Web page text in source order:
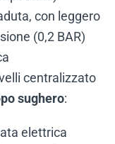
con leggero
(0,2 BAR)
centralizzato
sughero:
elettrica